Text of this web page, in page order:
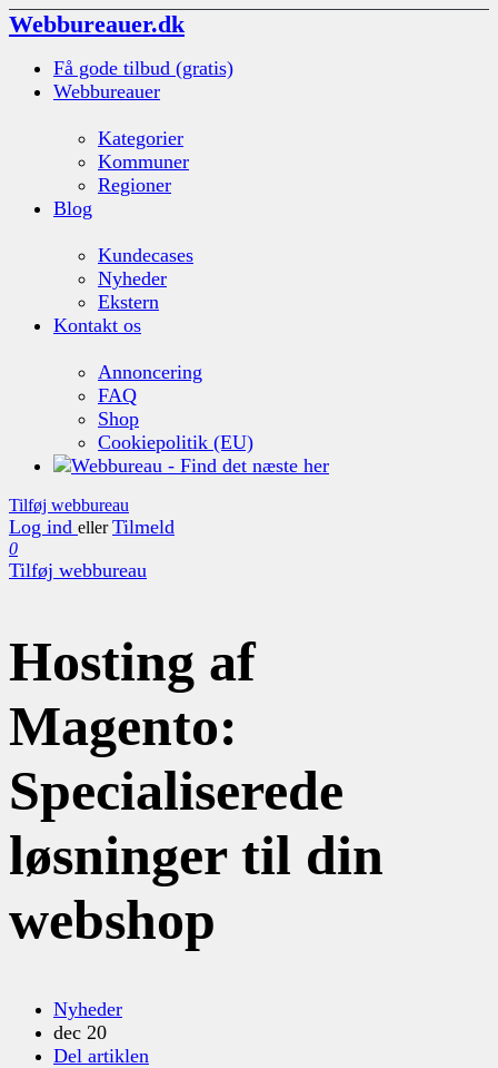
Webbureauer.dk
Få gode tilbud (gratis)
Webbureauer
Kategorier
Kommuner
Regioner
Blog
Kundecases
Nyheder
Ekstern
Kontakt os
Annoncering
FAQ
Shop
Cookiepolitik (EU)
Tilføj webbureau
Log ind eller Tilmeld
0
Tilføj webbureau
Hosting af
Magento:
Specialiserede
løsninger til din
webshop
Nyheder
dec 20
Del artiklen